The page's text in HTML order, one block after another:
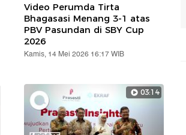
Video Perumda Tirta
Bhagasasi Menang 3-1 atas
PBV Pasundan di SBY Cup
2026
Kamis, 14 Mei 2026 16:17 WIB
03:14